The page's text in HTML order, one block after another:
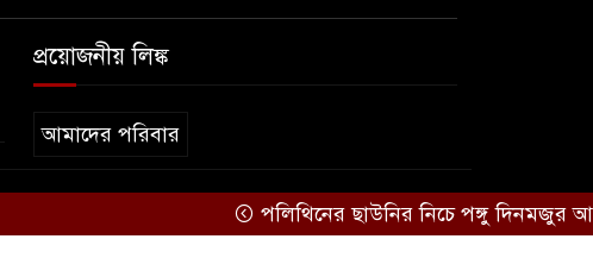
যাবে না-শিবির সভাপতি
মেসির বাবা না ফেরার দেশে
প্রয়োজনীয় লিঙ্ক
আমাদের পরিবার
কারিগরি সহযোগিতায়ঃBD IT
পলিথিনের ছাউনির নিচে পঙ্গু দিনমজুর